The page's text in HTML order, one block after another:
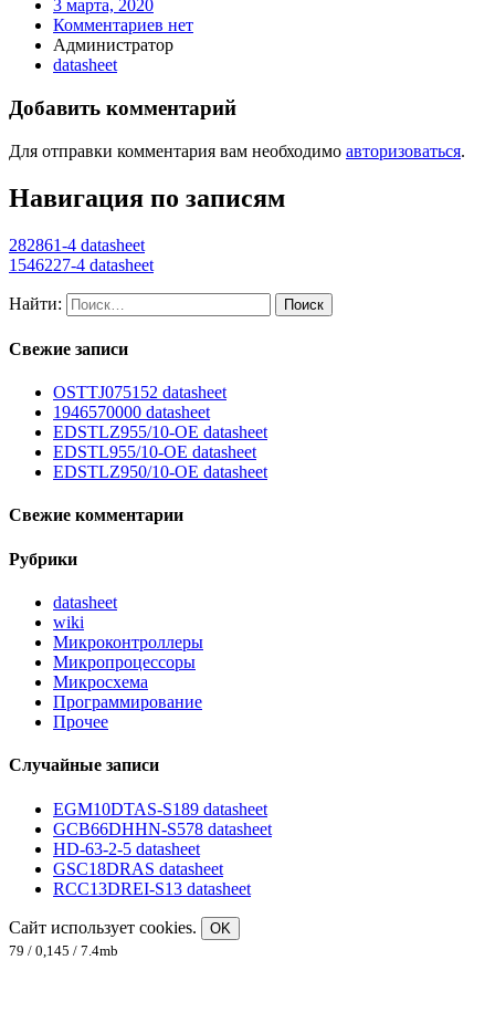
3 марта, 2020
Комментариев нет
Администратор
datasheet
Добавить комментарий
Для отправки комментария вам необходимо авторизоваться.
Навигация по записям
282861-4 datasheet
1546227-4 datasheet
Найти:
Свежие записи
OSTTJ075152 datasheet
1946570000 datasheet
EDSTLZ955/10-OE datasheet
EDSTL955/10-OE datasheet
EDSTLZ950/10-OE datasheet
Свежие комментарии
Рубрики
datasheet
wiki
Микроконтроллеры
Микропроцессоры
Микросхема
Программирование
Прочее
Случайные записи
EGM10DTAS-S189 datasheet
GCB66DHHN-S578 datasheet
HD-63-2-5 datasheet
GSC18DRAS datasheet
RCC13DREI-S13 datasheet
Сайт использует cookies.
OK
79 / 0,145 / 7.4mb